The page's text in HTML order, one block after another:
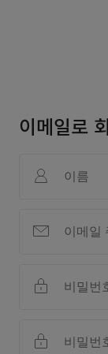
이메일로